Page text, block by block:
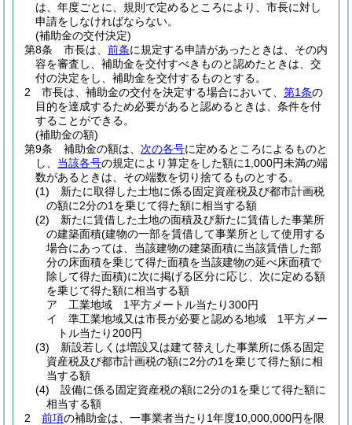
は、年度ごとに、規則で定めるところにより、市長に対し
申請をしなければならない。
(補助金の交付決定)
第8条
市長は、 前条に規定する申請があったときは、その内
容を審査し、補助金を交付すべきものと認めたときは、交
付の決定をし、補助金を交付するものとする。
2
市長は、補助金の交付を決定する場合において、 第1条の
目的を達成するため必要があると認めるときは、条件を付
することができる。
(補助金の額)
第9条
補助金の額は、 次の各号に定めるところによるものと
し、 当該各号の規定により算定をした額に1,000円未満の端
数があるときは、その端数を切り捨てるものとする。
(1)
新たに取得した土地に係る固定資産税及び都市計画税
の額に2分の1を乗じて得た額に相当する額
(2)
新たに賃借した土地の面積及び新たに賃借した事業所
の建築面積(建物の一部を賃借して事業所として使用する
場合にあっては、当該建物の建築面積に当該賃借した部
分の床面積を乗じて得た面積を当該建物の延べ床面積で
除して得た面積)に次に掲げる区分に応じ、次に定める額
を乗じて得た額に相当する額
ア
工業地域 1平方メートル当たり300円
イ
準工業地域又は市長が必要と認める地域 1平方メー
トル当たり200円
(3)
新設若しくは増設又は建て替えした事業所に係る固定
資産税及び都市計画税の額に2分の1を乗じて得た額に相
当する額
(4)
設備に係る固定資産税の額に2分の1を乗じて得た額に
相当する額
2
前項の補助金は、一事業者当たり1年度10,000,000円を限